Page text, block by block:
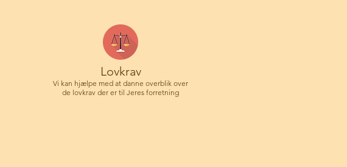
Lovkrav
Vi kan hjælpe med at danne overblik over
de lovkrav der er til Jeres forretning